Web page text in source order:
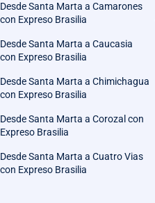
Desde Santa Marta a Camarones
con Expreso Brasilia
Desde Santa Marta a Caucasia
con Expreso Brasilia
Desde Santa Marta a Chimichagua
con Expreso Brasilia
Desde Santa Marta a Corozal con
Expreso Brasilia
Desde Santa Marta a Cuatro Vias
con Expreso Brasilia